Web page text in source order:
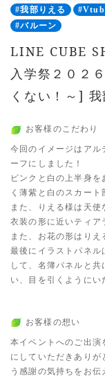
#我部りえる
#バルーン
LINE CUBE
入学祭２０２
くない！～]
お客様のこだわり
今回のイメージはアル
ーフにしました！
ピンクと白の上半身
く薄紫と白のスカート
また、りえる様は天
衣装の形に近いティア
また、お花の形はりえ
最後にイラストパネル
して、名簿パネルと
い、目を引くようにい
お客様の想い
本イベントへのご出演
にしていただきあり
う感謝の気持ちをお伝